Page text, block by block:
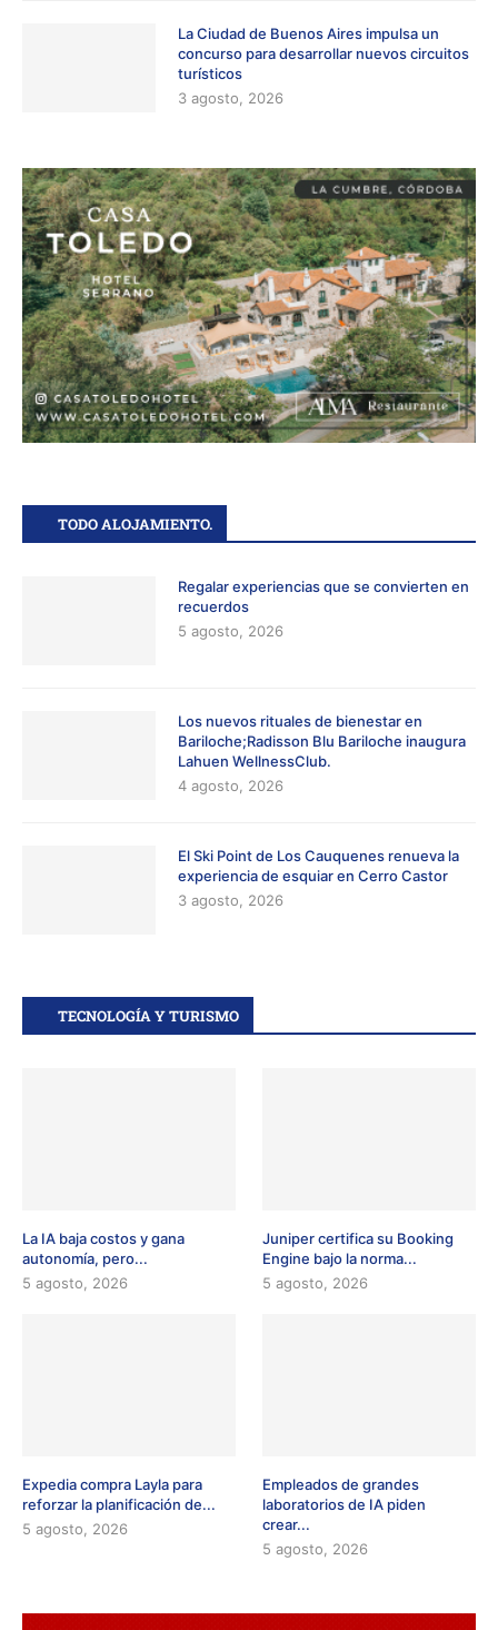
La Ciudad de Buenos Aires impulsa un
concurso para desarrollar nuevos circuitos
turísticos
3 agosto, 2026
TODO ALOJAMIENTO.
Regalar experiencias que se convierten en
recuerdos
5 agosto, 2026
Los nuevos rituales de bienestar en
Bariloche;Radisson Blu Bariloche inaugura
Lahuen WellnessClub.
4 agosto, 2026
El Ski Point de Los Cauquenes renueva la
experiencia de esquiar en Cerro Castor
3 agosto, 2026
TECNOLOGÍA Y TURISMO
La IA baja costos y gana
autonomía, pero...
5 agosto, 2026
Juniper certifica su Booking
Engine bajo la norma...
5 agosto, 2026
Expedia compra Layla para
reforzar la planificación de...
5 agosto, 2026
Empleados de grandes
laboratorios de IA piden
crear...
5 agosto, 2026